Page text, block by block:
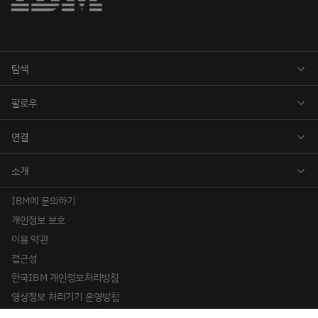
IBM에 문의하기
개인정보 보호
이용 약관
접근성
한국IBM 개인정보처리방침
영상정보 처리기기 운영방침